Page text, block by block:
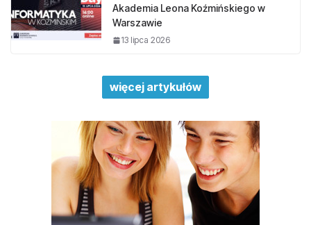
Akademia Leona Koźmińskiego w
Warszawie
13 lipca 2026
więcej artykułów